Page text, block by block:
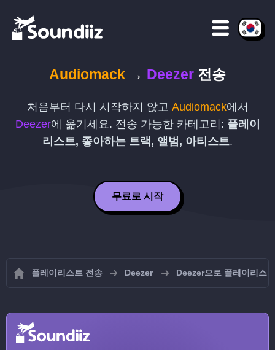
Audiomack → Deezer 전송
처음부터 다시 시작하지 않고 Audiomack에서
Deezer에 옮기세요. 전송 가능한 카테고리: 플레이
리스트, 좋아하는 트랙, 앨범, 아티스트.
무료로 시작
플레이리스트 전송 Deezer Deezer으로 플레이리스